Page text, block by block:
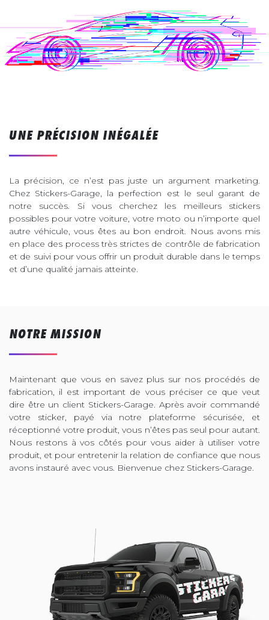
UNE PRÉCISION INÉGALÉE
La précision, ce n’est pas juste un argument marketing.
Chez Stickers-Garage, la perfection est le seul garant de
notre succès. Si vous cherchez les meilleurs stickers
possibles pour votre voiture, votre moto ou n’importe quel
autre véhicule, vous êtes au bon endroit. Nous avons mis
en place des process très strictes de contrôle de fabrication
et de suivi pour vous offrir un produit durable dans le temps
et d’une qualité jamais atteinte.
NOTRE MISSION
Maintenant que vous en savez plus sur nos procédés de
fabrication, il est important de vous préciser ce que veut
dire être un client Stickers-Garage. Après avoir commandé
votre sticker, payé via notre plateforme sécurisée, et
réceptionné votre produit, vous n’êtes pas seul pour autant.
Nous restons à vos côtés pour vous aider à utiliser votre
produit, et pour entretenir la relation de confiance que nous
avons instauré avec vous. Bienvenue chez Stickers-Garage.